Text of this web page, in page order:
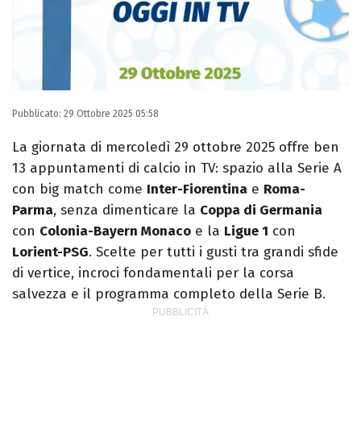
Pubblicato: 29 Ottobre 2025 05:58
La giornata di mercoledì 29 ottobre 2025 offre ben
13 appuntamenti di calcio in TV: spazio alla Serie A
con big match come Inter-Fiorentina e Roma-
Parma, senza dimenticare la Coppa di Germania
con Colonia-Bayern Monaco e la Ligue 1 con
Lorient-PSG. Scelte per tutti i gusti tra grandi sfide
di vertice, incroci fondamentali per la corsa
salvezza e il programma completo della Serie B.